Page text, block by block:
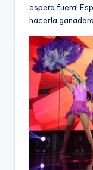
espera fuera!
hacerla